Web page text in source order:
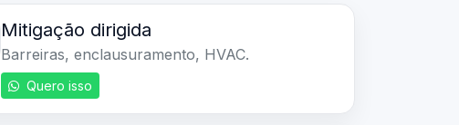
Mitigação dirigida
Barreiras, enclausuramento, HVAC.
Quero isso